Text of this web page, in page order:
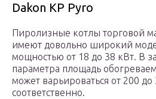
Dakon KP Pyro
Пиролизные котлы торговой
имеют довольно широкий
мощностью от 18 до 38 кВт. В
параметра площадь
может варьироваться от 200
соответственно.